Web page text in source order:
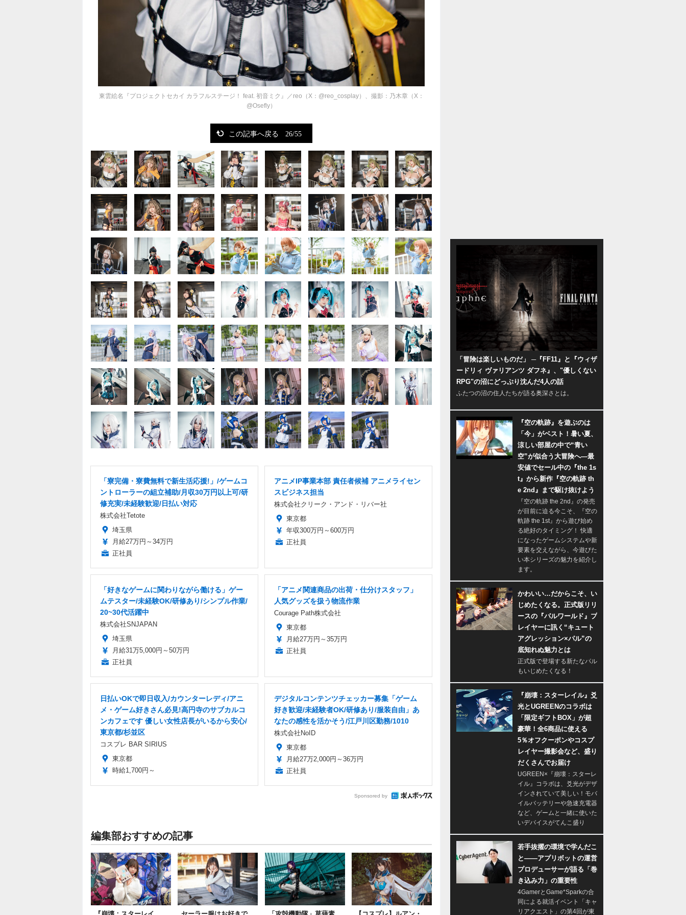
東雲絵名『プロジェクトセカイ カラフルステージ！ feat. 初音ミク』／reo（X：@reo_cosplay）、撮影：乃木章（X：
@Osefly）
この記事へ戻る 26/55
「寮完備・寮費無料で新生活応援!」/ゲームコ
ントローラーの組立補助/月収30万円以上可/研
修充実/未経験歓迎/日払い対応
株式会社Tetote
埼玉県
月給27万円～34万円
正社員
アニメIP事業本部 責任者候補 アニメライセン
スビジネス担当
株式会社クリーク・アンド・リバー社
東京都
年収300万円～600万円
正社員
「好きなゲームに関わりながら働ける」ゲー
ムテスター/未経験OK/研修あり/シンプル作業/
20~30代活躍中
株式会社SNJAPAN
埼玉県
月給31万5,000円～50万円
正社員
「アニメ関連商品の出荷・仕分けスタッフ」
人気グッズを扱う物流作業
Courage Path株式会社
東京都
月給27万円～35万円
正社員
日払いOKで即日収入/カウンターレディ/アニ
メ・ゲーム好きさん必見!高円寺のサブカルコ
ンカフェです 優しい女性店長がいるから安心/
東京都/杉並区
コスプレ BAR SIRIUS
東京都
時給1,700円～
デジタルコンテンツチェッカー募集「ゲーム
好き歓迎/未経験者OK/研修あり/服装自由」あ
なたの感性を活かそう/江戸川区勤務/1010
株式会社NoID
東京都
月給27万2,000円～36万円
正社員
Sponsored by
編集部おすすめの記事
「冒険は楽しいものだ」 ─『FF11』と『ウィザ
ードリィ ヴァリアンツ ダフネ』、"優しくない
RPG"の沼にどっぷり沈んだ4人の話
ふたつの沼の住人たちが語る奥深さとは。
『空の軌跡』を遊ぶのは
「今」がベスト！暑い夏、
涼しい部屋の中で“青い
空”が似合う大冒険へ―最
安値でセール中の『the 1s
t』から新作『空の軌跡 th
e 2nd』まで駆け抜けよう
『空の軌跡 the 2nd』の発売
が目前に迫る今こそ、『空の
軌跡 the 1st』から遊び始め
る絶好のタイミング！ 快適
になったゲームシステムや新
要素を交えながら、今遊びた
い本シリーズの魅力を紹介し
ます。
かわいい…だからこそ、い
じめたくなる。正式版リリ
ースの『パルワールド』プ
レイヤーに訊く“キュート
アグレッション×パル”の
底知れぬ魅力とは
正式版で登場する新たなパル
もいじめたくなる！
『崩壊：スターレイル』爻
光とUGREENのコラボは
「限定ギフトBOX」が超
豪華！全6商品に使える
5％オフクーポンやコスプ
レイヤー撮影会など、盛り
だくさんでお届け
UGREEN×『崩壊：スターレ
イル』コラボは、爻光がデザ
インされていて美しい！モバ
イルバッテリーや急速充電器
など、ゲームと一緒に使いた
いデバイスがてんこ盛り
若手抜擢の環境で学んだこ
と――アプリボットの運営
プロデューサーが語る「巻
き込み力」の重要性
4GamerとGame*Sparkの合
同による就活イベント「キャ
リアクエスト」の第4回が東